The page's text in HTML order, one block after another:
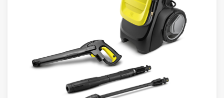
Electroménager